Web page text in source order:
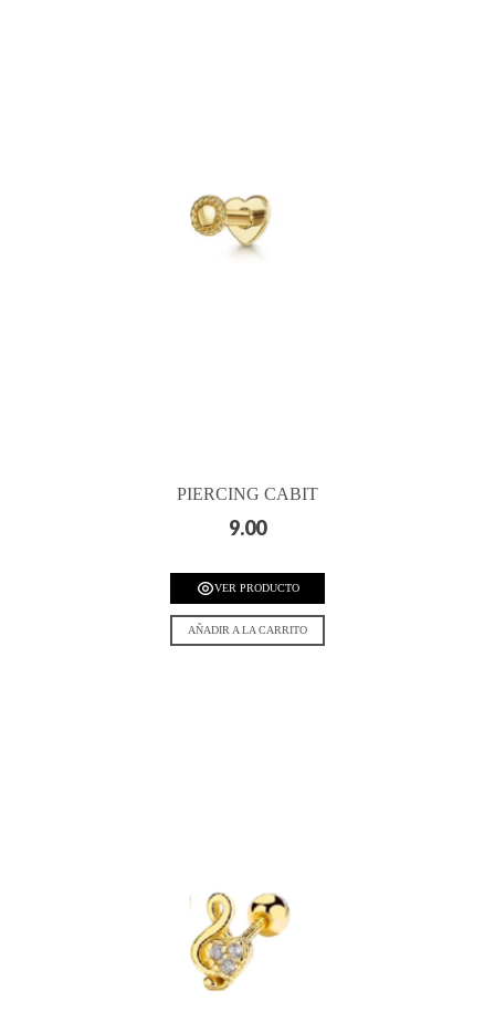
PIERCING CABIT
9.00
VER PRODUCTO
AÑADIR A LA CARRITO